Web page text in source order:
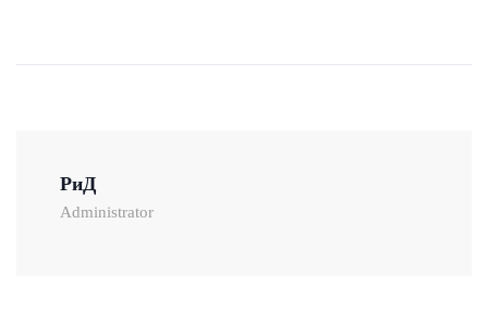
РиД
Administrator